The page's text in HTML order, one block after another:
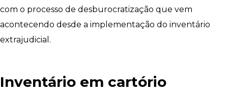
com o processo de desburocratização que vem
acontecendo desde a implementação do inventário
extrajudicial.
Inventário em cartório